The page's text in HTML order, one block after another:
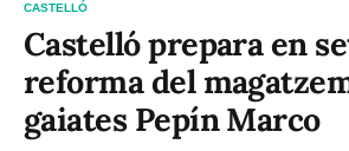
CASTELLÓ
Castelló prepara en
reforma del
gaiates Pepín Marco